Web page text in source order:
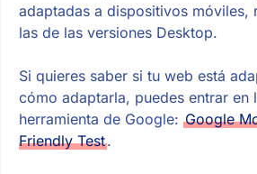
adaptadas a dispositivos móviles,
las de las versiones Desktop.
Si quieres saber si tu web está
cómo adaptarla, puedes entrar en
herramienta de Google: Google
Friendly Test.